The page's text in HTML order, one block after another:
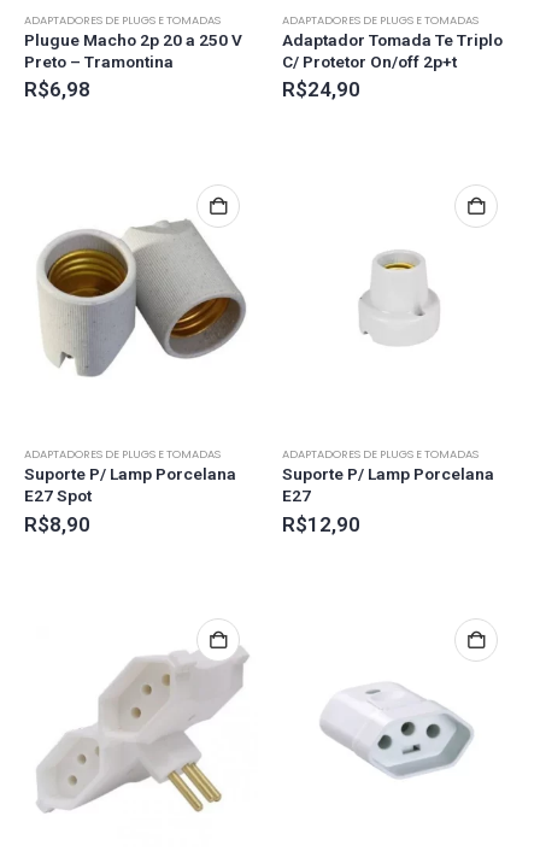
ADAPTADORES DE PLUGS E TOMADAS
Plugue Macho 2p 20 a 250 V
Preto – Tramontina
R$6,98
ADAPTADORES DE PLUGS E TOMADAS
Adaptador Tomada Te Triplo
C/ Protetor On/off 2p+t
R$24,90
ADAPTADORES DE PLUGS E TOMADAS
Suporte P/ Lamp Porcelana
E27 Spot
R$8,90
ADAPTADORES DE PLUGS E TOMADAS
Suporte P/ Lamp Porcelana
E27
R$12,90